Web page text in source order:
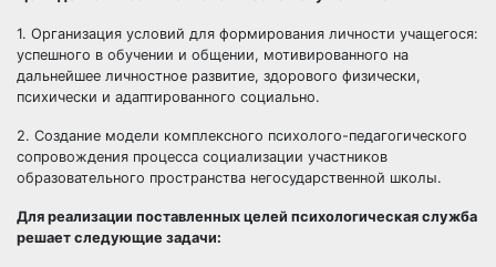
1. Организация условий для формирования личности учащегося:
успешного в обучении и общении, мотивированного на
дальнейшее личностное развитие, здорового физически,
психически и адаптированного социально.
2. Создание модели комплексного психолого-педагогического
сопровождения процесса социализации участников
образовательного пространства негосударственной школы.
Для реализации поставленных целей психологическая служба
решает следующие задачи: